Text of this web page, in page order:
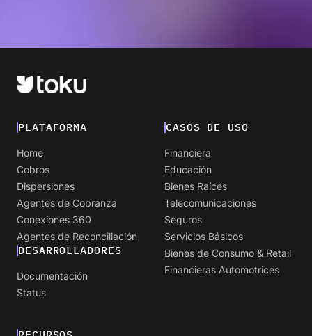
PLATAFORMA
Home
Cobros
Dispersiones
Agentes de Cobranza
Conexiones 360
Agentes de Reconciliación
DESARROLLADORES
Documentación
Status
CASOS DE USO
Financiera
Educación
Bienes Raíces
Telecomunicaciones
Seguros
Servicios Básicos
Bienes de Consumo & Retail
Financieras Automotrices